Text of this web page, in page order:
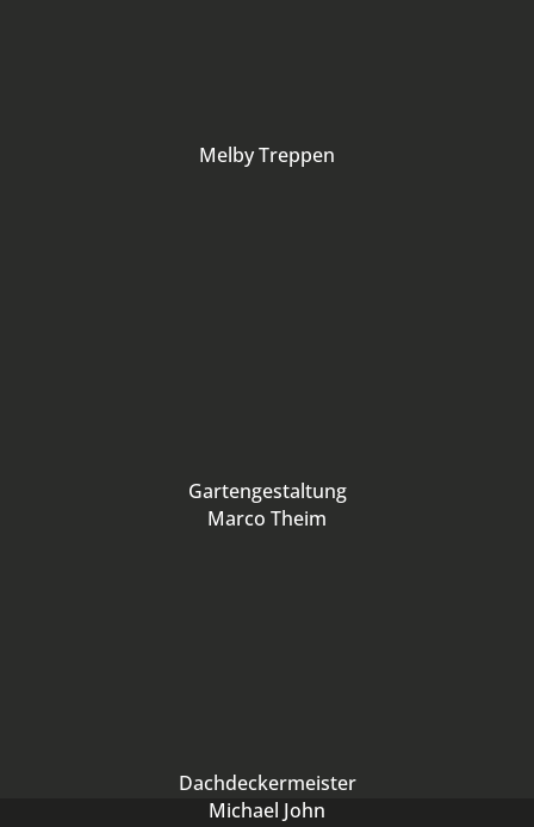
Melby Treppen
Gartengestaltung
Marco Theim
Dachdeckermeister
Michael John